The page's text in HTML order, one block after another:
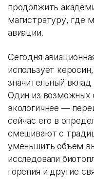
продолжить
магистратуру, где
авиации.
Сегодня
использует
значительный вклад
Один из возможных
экологичнее —
сейчас его в
смешивают с
уменьшить объем
исследовали
горения и другие